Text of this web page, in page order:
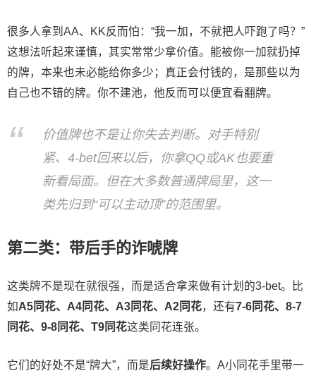
很多人拿到AA、KK反而怕：“我一加，不就把人吓跑了吗？”
这想法听起来谨慎，其实常常少拿价值。能被你一加就扔掉
的牌，本来也未必能给你多少；真正会付钱的，是那些以为
自己也不错的牌。你不建池，他反而可以便宜看翻牌。
价值牌也不是让你失去判断。对手特别
紧、4-bet回来以后，你拿QQ或AK也要重
新看局面。但在大多数普通牌局里，这一
类先归到“可以主动顶”的范围里。
第二类：带后手的诈唬牌
这类牌不是现在就很强，而是适合拿来做有计划的3-bet。比
如A5同花、A4同花、A3同花、A2同花，还有7-6同花、8-7
同花、9-8同花、T9同花这类同花连张。
它们的好处不是“牌大”，而是后续好操作。A小同花手里带一